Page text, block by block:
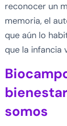
reconocer un
memoria, el
que aún lo
que la infancia
somos